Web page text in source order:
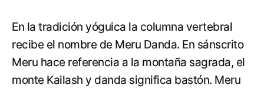
En la tradición yóguica la columna vertebral
recibe el nombre de Meru Danda. En sánscrito
Meru hace referencia a la montaña sagrada, el
monte Kailash y danda significa bastón. Meru